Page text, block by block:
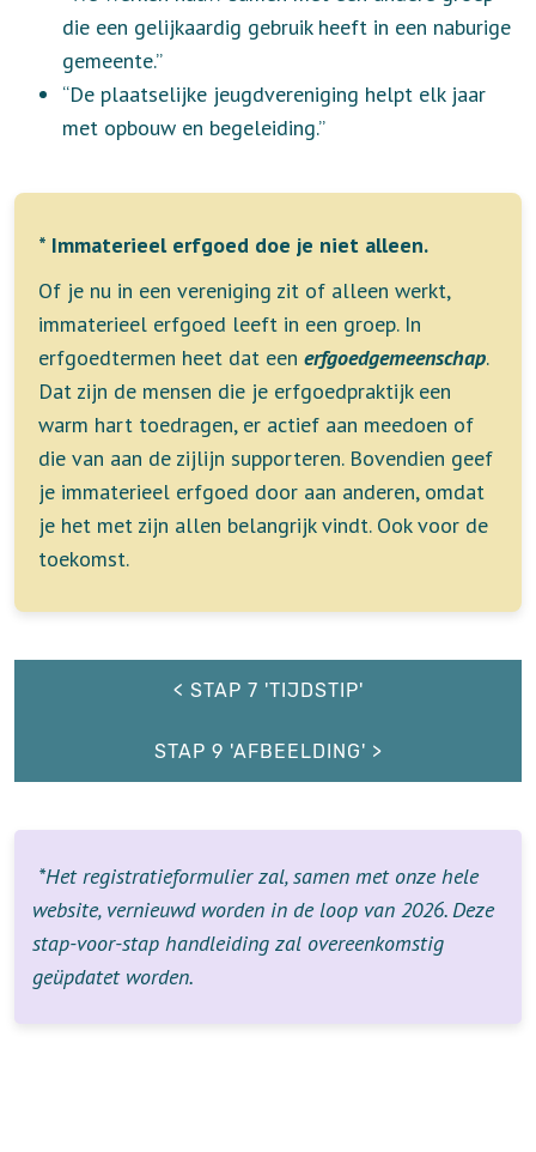
die een gelijkaardig gebruik heeft in een naburige
gemeente.”
“De plaatselijke jeugdvereniging helpt elk jaar
met opbouw en begeleiding.”
* Immaterieel erfgoed doe je niet alleen.
Of je nu in een vereniging zit of alleen werkt,
immaterieel erfgoed leeft in een groep. In
erfgoedtermen heet dat een erfgoedgemeenschap.
Dat zijn de mensen die je erfgoedpraktijk een
warm hart toedragen, er actief aan meedoen of
die van aan de zijlijn supporteren. Bovendien geef
je immaterieel erfgoed door aan anderen, omdat
je het met zijn allen belangrijk vindt. Ook voor de
toekomst.
< STAP 7 'TIJDSTIP'
STAP 9 'AFBEELDING' >
*Het registratieformulier zal, samen met onze hele
website, vernieuwd worden in de loop van 2026. Deze
stap-voor-stap handleiding zal overeenkomstig
geüpdatet worden.